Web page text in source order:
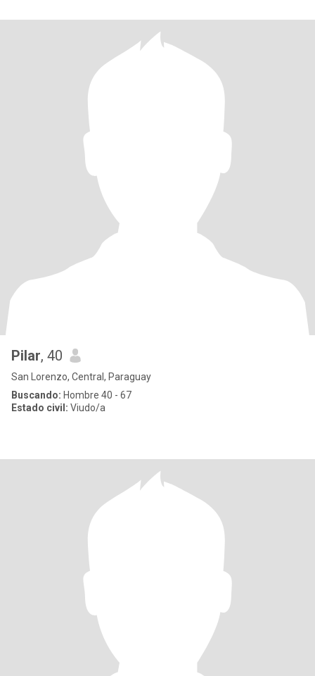
Pilar, 40
San Lorenzo, Central, Paraguay
Buscando: Hombre 40 - 67
Estado civil: Viudo/a